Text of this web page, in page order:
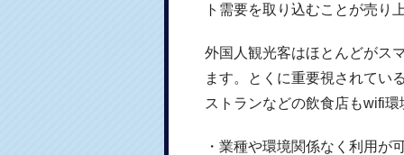
ト需要を取り込むことが売り
外国人観光客はほとんどがス
ます。とくに重要視されてい
ストランなどの飲食店もwifi
・業種や環境関係なく利用が